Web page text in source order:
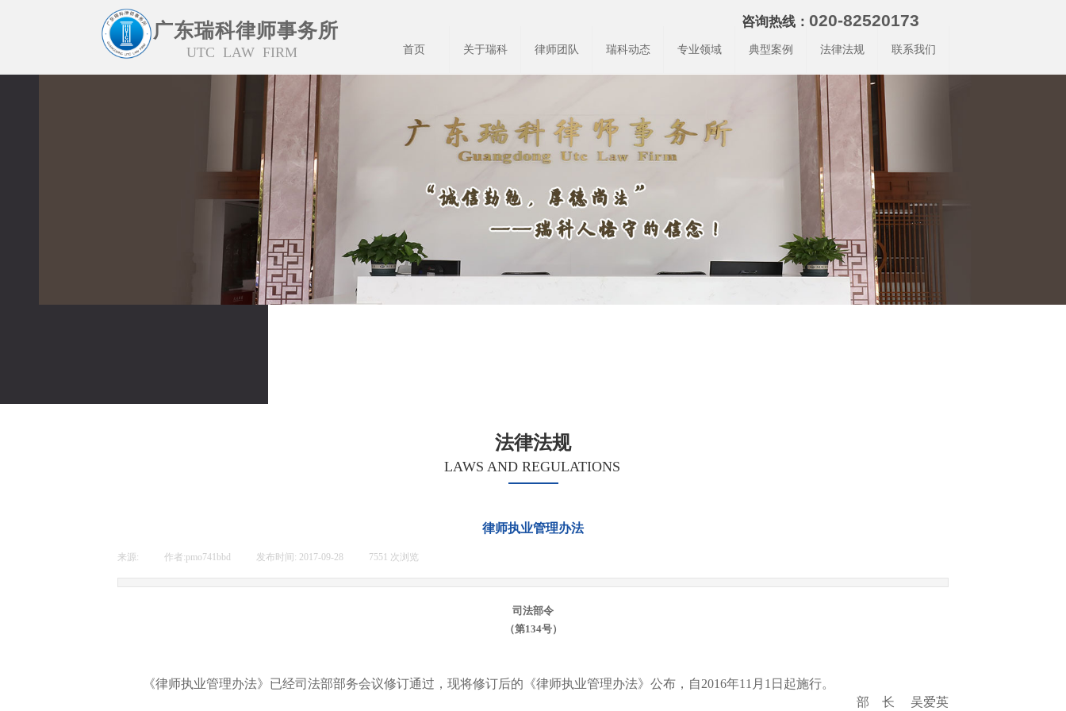
广东瑞科律师事务所
UTC LAW FIRM 首页 关于瑞科 律师团队 瑞科动态 专业领域 典型案例 法律法规 联系我们
咨询热线： 020-82520173
法律法规
LAWS AND REGULATIONS
律师执业管理办法
来源: 作者:pmo741bbd 发布时间: 2017-09-28 7551 次浏览
司法部令
（第134号）
《律师执业管理办法》已经司法部部务会议修订通过，现将修订后的《律师执业管理办法》公布，自2016年11月1日起施行。
部 长
吴爱英